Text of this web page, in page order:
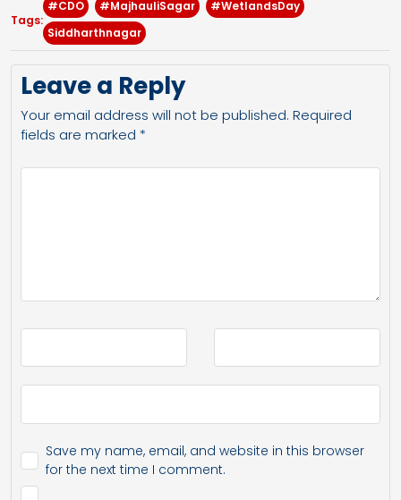
Tags:
#CDO #MajhauliSagar
#WetlandsDay
Siddharthnagar
Leave a Reply
Your email address will not be published. Required
fields are marked *
Save my name, email, and website in this browser
for the next time I comment.